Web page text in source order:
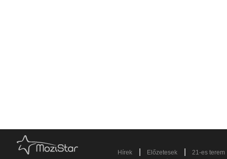
Hírek Előzetesek
21-es terem